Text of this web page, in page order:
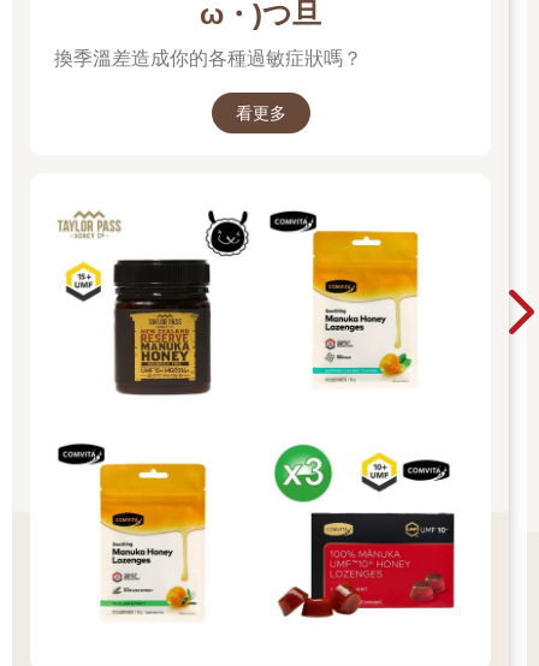
ω・)つ旦
換季溫差造成你的各種過敏症狀嗎？
看更多